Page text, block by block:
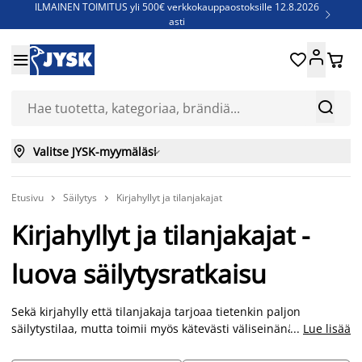
ILMAINEN TOIMITUS yli 500€ verkkokauppaostoksille 12.8.2026
asti

Jenkkisänkyjä - Säästä jopa 60%


 
 Valitse JYSK-myymäläsi
Etusivu  Säilytys  Kirjahyllyt ja tilanjakajat
Kirjahyllyt ja tilanjakajat -
luova säilytysratkaisu
Sekä kirjahylly että tilanjakaja tarjoaa tietenkin paljon
säilytystilaa, mutta toimii myös kätevästi väliseinänä jakamaan
... Lue lisää